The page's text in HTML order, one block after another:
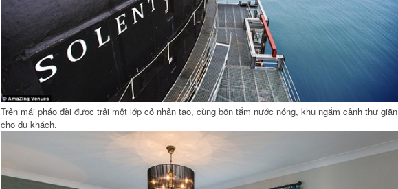
Trên mái pháo đài được trải một lớp cỏ nhân tạo, cùng bồn tắm nước nóng, khu ngắm cảnh thư giãn
cho du khách.